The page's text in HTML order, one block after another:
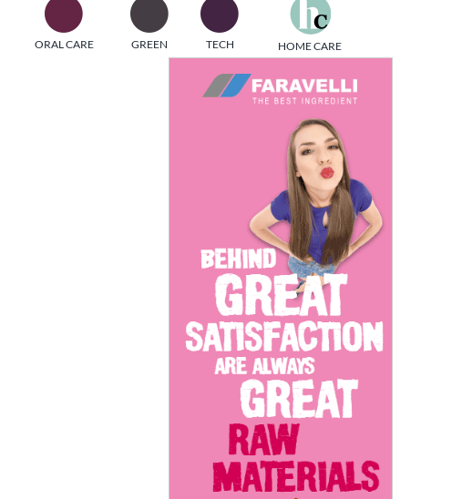
in
di
food,
ORAL CARE GREEN TECH HOME CARE